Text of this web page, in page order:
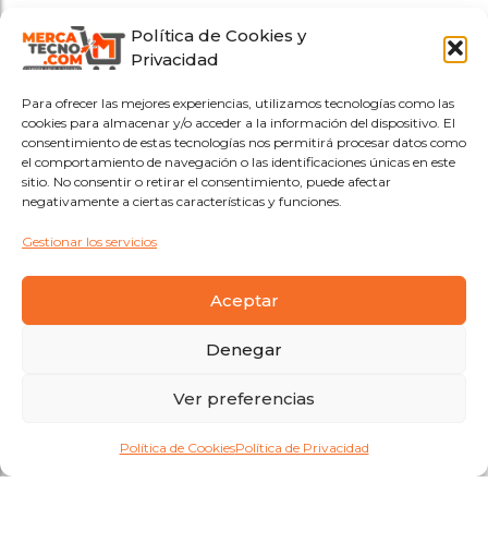
Política de Cookies y
Privacidad
Para ofrecer las mejores experiencias, utilizamos tecnologías como las
cookies para almacenar y/o acceder a la información del dispositivo. El
consentimiento de estas tecnologías nos permitirá procesar datos como
el comportamiento de navegación o las identificaciones únicas en este
sitio. No consentir o retirar el consentimiento, puede afectar
negativamente a ciertas características y funciones.
Gestionar los servicios
Aceptar
Denegar
Ver preferencias
Política de CookiesPolítica de Privacidad